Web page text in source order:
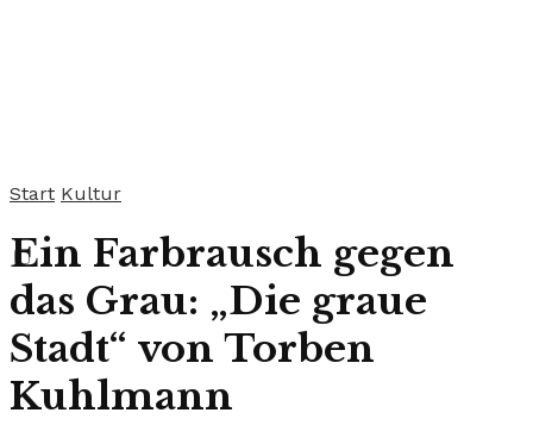
Start Kultur
Ein Farbrausch gegen
das Grau: „Die graue
Stadt“ von Torben
Kuhlmann